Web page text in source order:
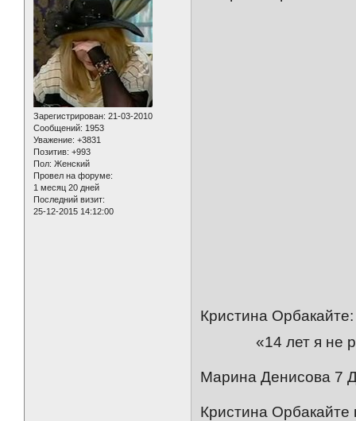
Зарегистрирован: 21-03-2010
Сообщений: 1953
Уважение: +3831
Позитив: +993
Пол: Женский
Провел на форуме:
1 месяц 20 дней
Последний визит:
25-12-2015 14:12:00
Кристина Орбакайте:
«14 лет я не
Марина Денисова 7
Кристина Орбакайте